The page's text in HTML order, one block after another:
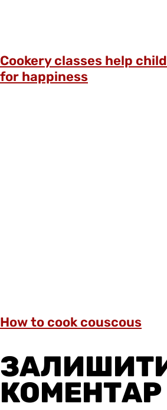
Cookery classes help
for happiness
How to cook couscous
КОМЕНТАР